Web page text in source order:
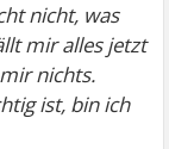
nicht, was
mir alles jetzt
nichts.
ist, bin ich